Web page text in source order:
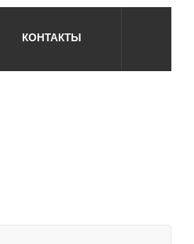
КОНТАКТЫ